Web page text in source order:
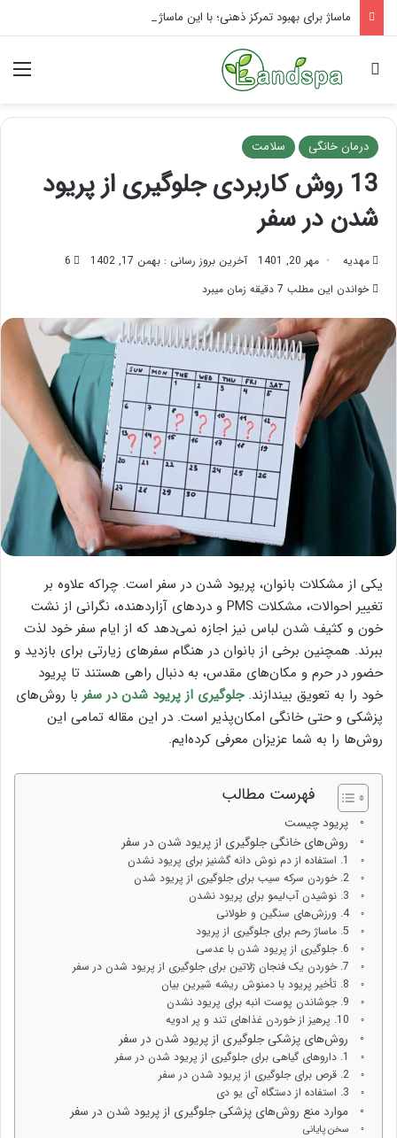
ماساژ برای بهبود تمرکز ذهنی؛ با این ماساژ حواس‌جمع شوید!
جستجو برای
درمان خانگی سلامت
13 روش کاربردی جلوگیری از پریود
شدن در سفر
مهدیه مهر 20, 1401 آخرین بروز رسانی : بهمن 17, 1402
6
خواندن این مطلب 7 دقیقه زمان میبرد
یکی از مشکلات بانوان، پریود شدن در سفر است. چراکه علاوه بر
تغییر احوالات، مشکلات PMS و دردهای آزاردهنده، نگرانی از نشت
خون و کثیف شدن لباس نیز اجازه نمی‌دهد که از ایام سفر خود لذت
ببرند. همچنین برخی از بانوان در هنگام سفرهای زیارتی برای بازدید و
حضور در حرم و مکان‌های مقدس، به دنبال راهی هستند تا پریود
خود را به تعویق بیندازند.جلوگیری از پریود شدن در سفر با روش‌های
پزشکی و حتی خانگی امکان‌پذیر است. در این مقاله تمامی این
روش‌ها را به شما عزیزان معرفی کرده‌ایم.
فهرست مطالب
پریود چیست
روش‌های خانگی جلوگیری از پریود شدن در سفر
1. استفاده از دم نوش دانه گشنیز برای پریود نشدن
2. خوردن سرکه سیب برای جلوگیری از پریود شدن
3. نوشیدن آب‌لیمو برای پریود نشدن
4. ورزش‌های سنگین و طولانی
5. ماساژ رحم برای جلوگیری از پریود
6. جلوگیری از پریود شدن با عدسی
7. خوردن یک فنجان ژلاتین برای جلوگیری از پریود شدن در سفر
8. تأخیر پریود با دمنوش ریشه شیرین بیان
9. جوشاندن پوست انبه برای پریود نشدن
10. پرهیز از خوردن غذاهای تند و پر ادویه
روش‌های پزشکی جلوگیری از پریود شدن در سفر
1. داروهای گیاهی برای جلوگیری از پریود شدن در سفر
2. قرص برای جلوگیری از پریود شدن در سفر
3. استفاده از دستگاه آی یو دی
موارد منع روش‌های پزشکی جلوگیری از پریود شدن در سفر
سخن پایانی